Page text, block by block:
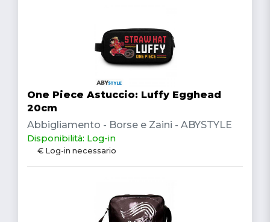
One Piece Astuccio: Luffy Egghead
20cm
Abbigliamento - Borse e Zaini - ABYSTYLE
Disponibilità: Log-in
€ Log-in necessario